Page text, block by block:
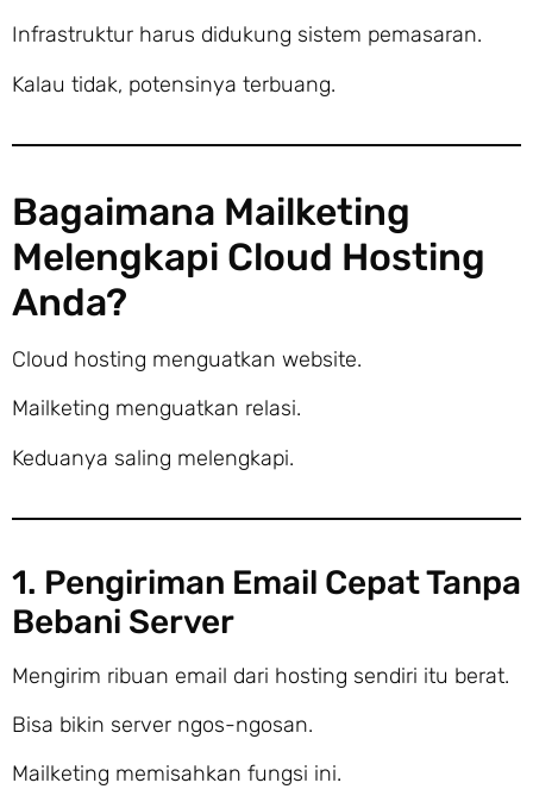
Infrastruktur harus didukung sistem pemasaran.
Kalau tidak, potensinya terbuang.
Bagaimana Mailketing
Melengkapi Cloud Hosting
Anda?
Cloud hosting menguatkan website.
Mailketing menguatkan relasi.
Keduanya saling melengkapi.
1. Pengiriman Email Cepat Tanpa
Bebani Server
Mengirim ribuan email dari hosting sendiri itu berat.
Bisa bikin server ngos-ngosan.
Mailketing memisahkan fungsi ini.